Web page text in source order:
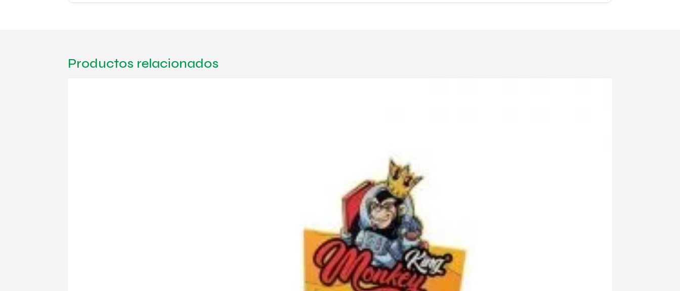
Productos relacionados